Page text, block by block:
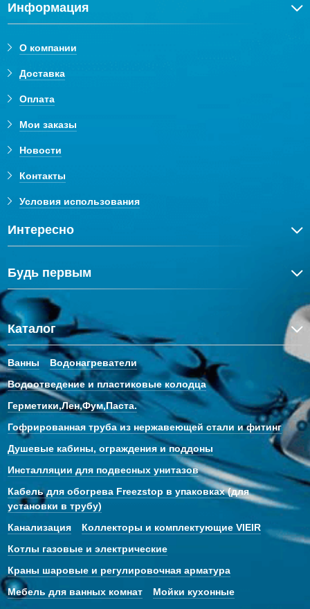
Информация
О компании
Доставка
Оплата
Мои заказы
Новости
Контакты
Условия использования
Интересно
Будь первым
Каталог
Ванны
Водонагреватели
Водоотведение и пластиковые колодца
Герметики,Лен,Фум,Паста.
Гофрированная труба из нержавеющей стали и фитинг
Душевые кабины, ограждения и поддоны
Инсталляции для подвесных унитазов
Кабель для обогрева Freezstop в упаковках (для
установки в трубу)
Канализация
Коллекторы и комплектующие VIEIR
Котлы газовые и электрические
Краны шаровые и регулировочная арматура
Мебель для ванных комнат
Мойки кухонные